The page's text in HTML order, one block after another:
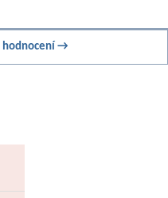
hodnocení →